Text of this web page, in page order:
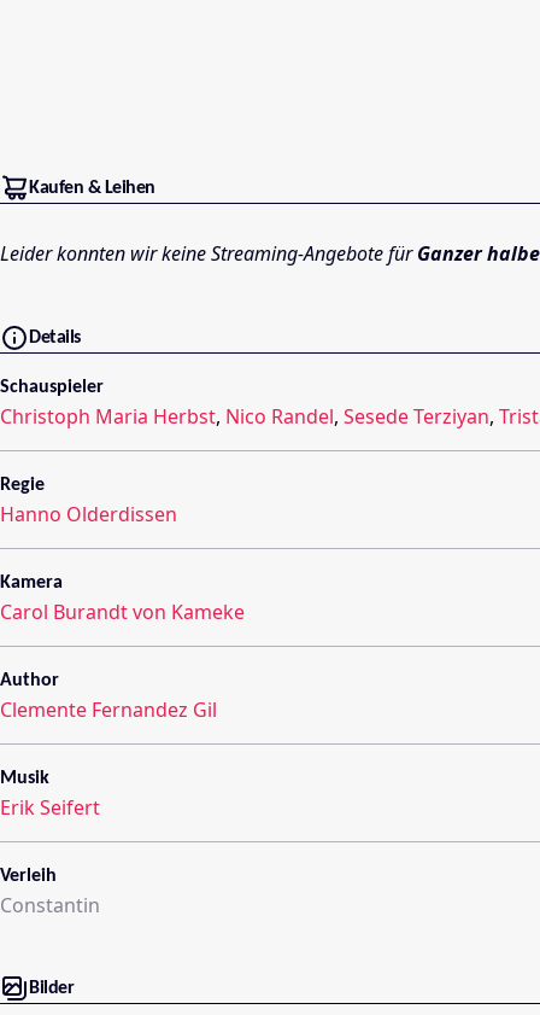
Kaufen & Leihen
Leider konnten wir keine Streaming-Angebote fürGanzer
Details
Schauspieler
Christoph Maria Herbst, Nico Randel, Sesede Terziyan,
Regie
Hanno Olderdissen
Kamera
Carol Burandt von Kameke
Author
Clemente Fernandez Gil
Musik
Erik Seifert
Verleih
Constantin
Bilder